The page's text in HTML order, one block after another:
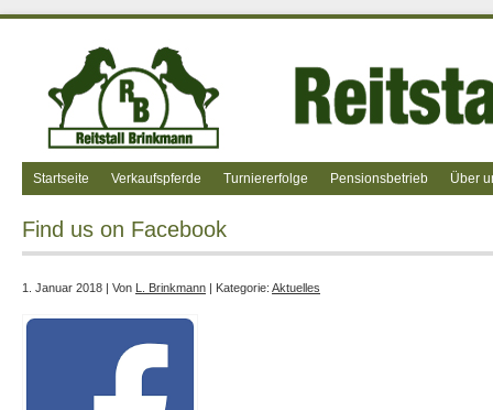
Startseite Verkaufspferde Turniererfolge Pensionsbetrieb Über
Find us on Facebook
1. Januar 2018 | Von L. Brinkmann | Kategorie: Aktuelles